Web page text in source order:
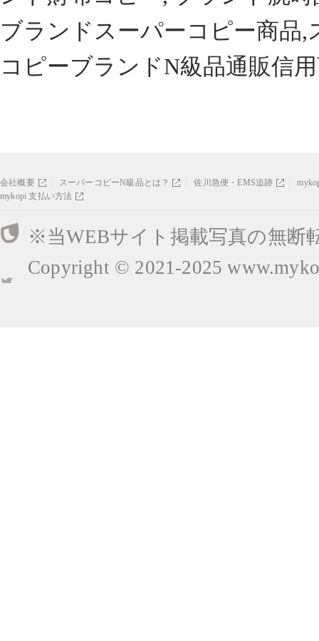
ブランドスーパーコピー商品
コピーブランドN級品通販信
会社概要 スーパーコピーN級品とは？ 佐川急便・EMS追跡
mykopi 支払い方法
※当WEBサイト掲載写真の無断
Copyright © 2021-2025